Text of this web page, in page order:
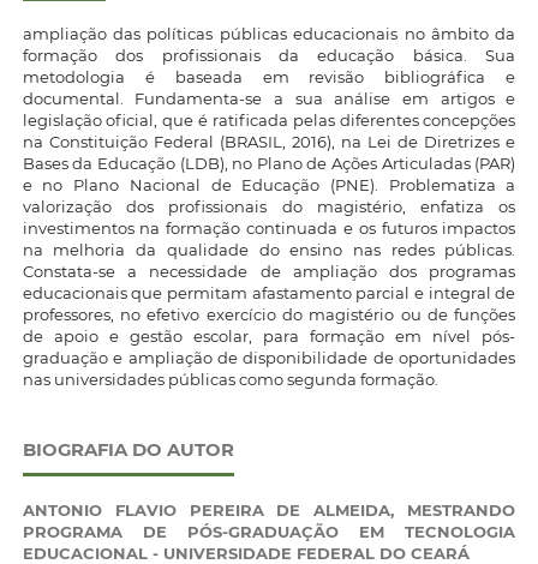
ampliação das políticas públicas educacionais no âmbito da
formação dos profissionais da educação básica. Sua
metodologia é baseada em revisão bibliográfica e
documental. Fundamenta-se a sua análise em artigos e
legislação oficial, que é ratificada pelas diferentes concepções
na Constituição Federal (BRASIL, 2016), na Lei de Diretrizes e
Bases da Educação (LDB), no Plano de Ações Articuladas (PAR)
e no Plano Nacional de Educação (PNE). Problematiza a
valorização dos profissionais do magistério, enfatiza os
investimentos na formação continuada e os futuros impactos
na melhoria da qualidade do ensino nas redes públicas.
Constata-se a necessidade de ampliação dos programas
educacionais que permitam afastamento parcial e integral de
professores, no efetivo exercício do magistério ou de funções
de apoio e gestão escolar, para formação em nível pós-
graduação e ampliação de disponibilidade de oportunidades
nas universidades públicas como segunda formação.
BIOGRAFIA DO AUTOR
ANTONIO FLAVIO PEREIRA DE ALMEIDA, MESTRANDO
PROGRAMA DE PÓS-GRADUAÇÃO EM TECNOLOGIA
EDUCACIONAL - UNIVERSIDADE FEDERAL DO CEARÁ